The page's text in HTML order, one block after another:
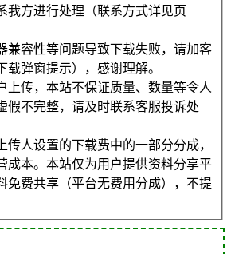
我方进行处理（联系方式详见页
容性等问题导致下载失败，请加客
载弹窗提示），感谢理解。
传，本站不保证质量、数量等令人
假不完整，请及时联系客服投诉处
人设置的下载费中的一部分分成，
成本。本站仅为用户提供资料分享平
免费共享（平台无费用分成），不提